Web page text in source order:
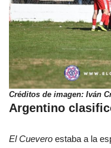
Créditos de imagen: Iván
Argentino
El Cuevero estaba a la